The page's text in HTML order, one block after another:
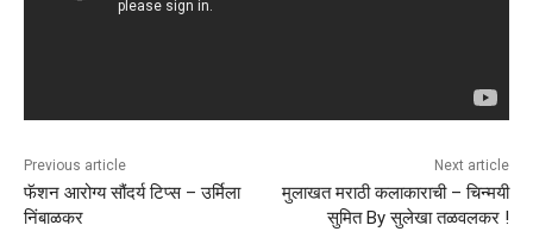
Previous article
फॅशन आरोग्य सौंदर्य टिप्स – उर्मिला
निंबाळकर
Next article
मुलाखत मराठी कलाकाराची – चिन्मयी
सुमित By सुलेखा तळवलकर !